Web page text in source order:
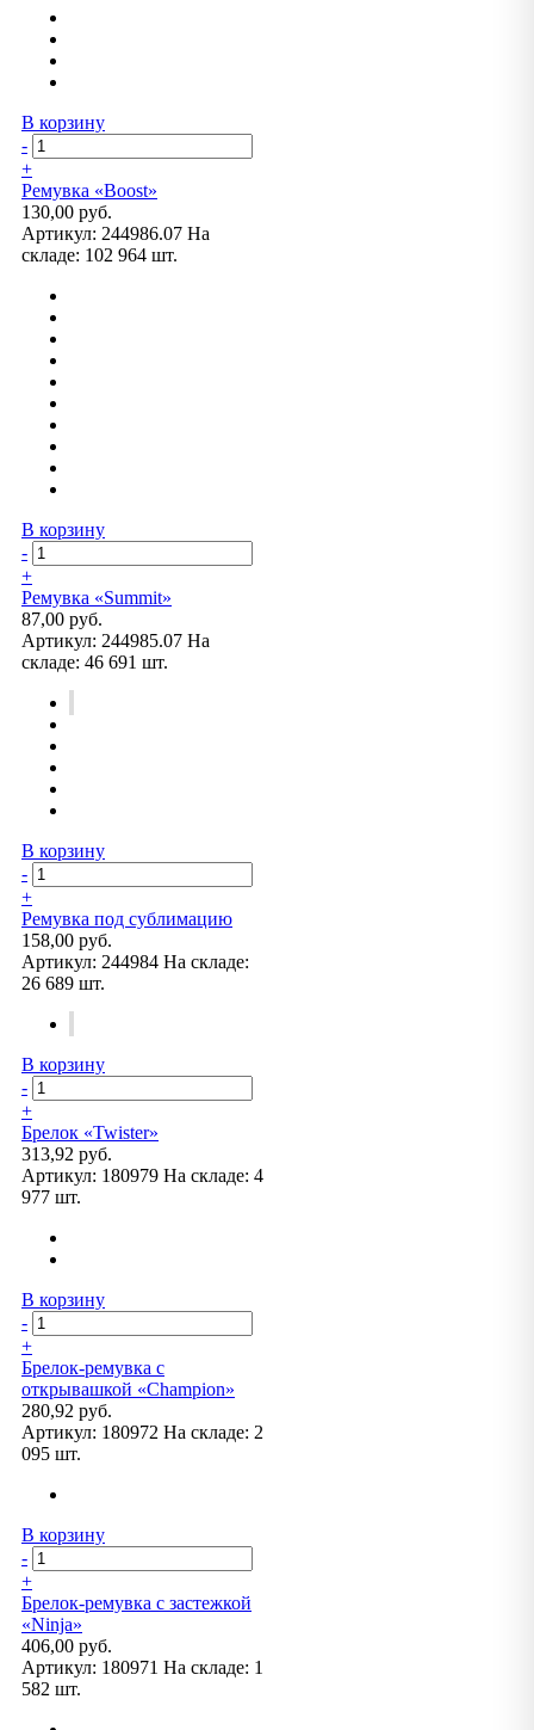
В корзину
-
+
Ремувка «Boost»
130,00 руб.
Артикул: 244986.07 На
складе: 102 964 шт.
В корзину
-
+
Ремувка «Summit»
87,00 руб.
Артикул: 244985.07 На
складе: 46 691 шт.
В корзину
-
+
Ремувка под сублимацию
158,00 руб.
Артикул: 244984 На складе:
26 689 шт.
В корзину
-
+
Брелок «Twister»
313,92 руб.
Артикул: 180979 На складе: 4
977 шт.
В корзину
-
+
Брелок-ремувка с
открывашкой «Champion»
280,92 руб.
Артикул: 180972 На складе: 2
095 шт.
В корзину
-
+
Брелок-ремувка с застежкой
«Ninja»
406,00 руб.
Артикул: 180971 На складе: 1
582 шт.